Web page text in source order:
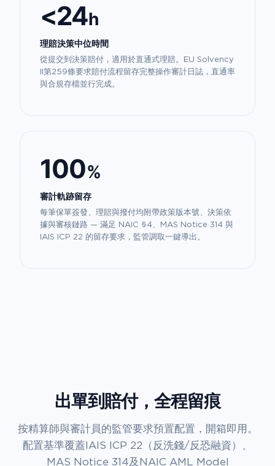
<24h
理賠決策中位時間
從提交到決策賠付，適用於直通式理賠。EU Solvency
II第259條要求賠付流程留存完整操作審計日誌，直通率
與合規存檔並行完成。
100%
審計軌跡留存
每筆保單簽發、理賠與撥付均附帶政策版本號、決策依
據與審核鏈路 — 滿足 NAIC §4、MAS Notice 314 與
IAIS ICP 22 的留存要求，監管調取一鍵導出。
出單到賠付，全程留痕
按精算師與審計員的監管要求預置配置，開箱即用。
配置基準覆蓋IAIS ICP 22（反洗錢/反恐融資）、
MAS Notice 314及NAIC AML Model